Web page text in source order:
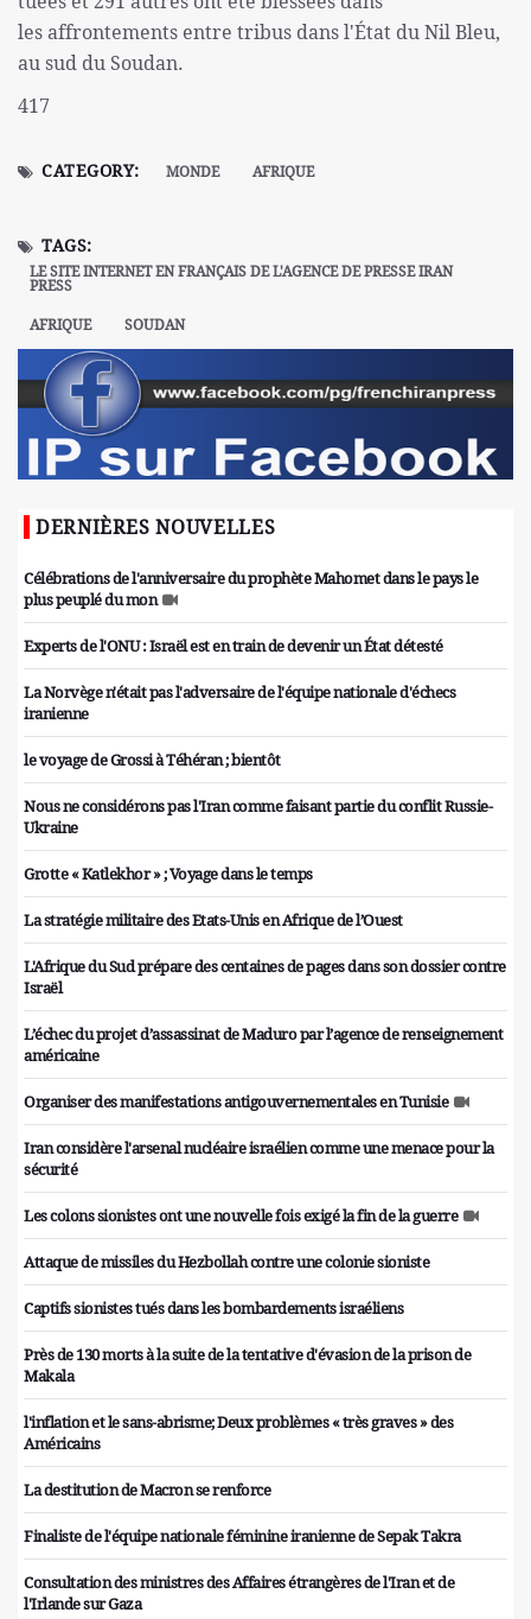
les affrontements entre tribus dans l'État du Nil Bleu,
au sud du Soudan.
417
CATEGORY: MONDE AFRIQUE
TAGS:
LE SITE INTERNET EN FRANÇAIS DE L'AGENCE DE PRESSE IRAN
PRESS
AFRIQUE
SOUDAN
DERNIÈRES NOUVELLES
Célébrations de l'anniversaire du prophète Mahomet dans le pays le
plus peuplé du mon
Experts de l'ONU : Israël est en train de devenir un État détesté
La Norvège n'était pas l'adversaire de l'équipe nationale d'échecs
iranienne
le voyage de Grossi à Téhéran ; bientôt
Nous ne considérons pas l'Iran comme faisant partie du conflit Russie-
Ukraine
Grotte « Katlekhor » ; Voyage dans le temps
La stratégie militaire des Etats-Unis en Afrique de l’Ouest
L'Afrique du Sud prépare des centaines de pages dans son dossier contre
Israël
L’échec du projet d’assassinat de Maduro par l’agence de renseignement
américaine
Organiser des manifestations antigouvernementales en Tunisie
Iran considère l'arsenal nucléaire israélien comme une menace pour la
sécurité
Les colons sionistes ont une nouvelle fois exigé la fin de la guerre
Attaque de missiles du Hezbollah contre une colonie sioniste
Captifs sionistes tués dans les bombardements israéliens
Près de 130 morts à la suite de la tentative d'évasion de la prison de
Makala
l'inflation et le sans-abrisme; Deux problèmes « très graves » des
Américains
La destitution de Macron se renforce
Finaliste de l'équipe nationale féminine iranienne de Sepak Takra
Consultation des ministres des Affaires étrangères de l'Iran et de
l'Irlande sur Gaza